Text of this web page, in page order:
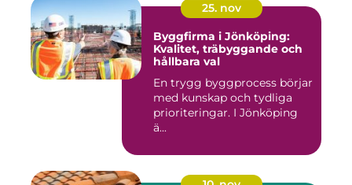
25. nov
Byggfirma i Jönköping:
Kvalitet, träbyggande och
hållbara val
En trygg byggprocess börjar
med kunskap och tydliga
prioriteringar. I Jönköping
ä...